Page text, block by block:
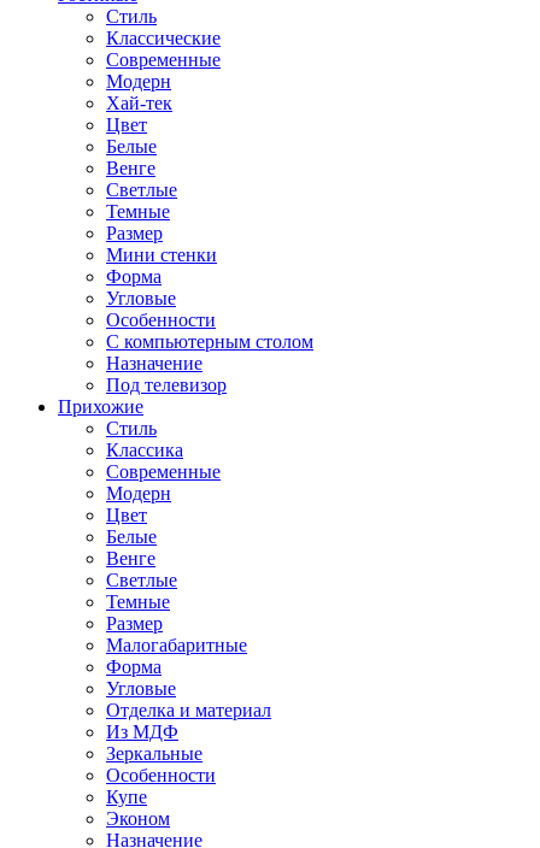
Стиль
Классические
Современные
Модерн
Хай-тек
Цвет
Белые
Венге
Светлые
Темные
Размер
Мини стенки
Форма
Угловые
Особенности
С компьютерным столом
Назначение
Под телевизор
Прихожие
Стиль
Классика
Современные
Модерн
Цвет
Белые
Венге
Светлые
Темные
Размер
Малогабаритные
Форма
Угловые
Отделка и материал
Из МДФ
Зеркальные
Особенности
Купе
Эконом
Назначение